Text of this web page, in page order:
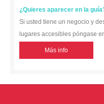
¿Quieres aparecer en la
Si usted tiene un negocio y
lugares accesibles póngase
Más info